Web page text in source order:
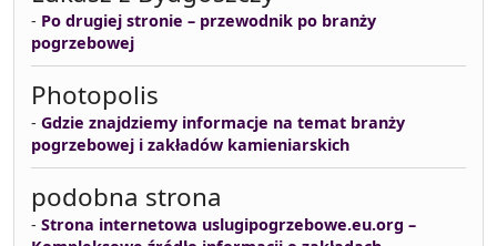
- Po drugiej stronie – przewodnik po branży
pogrzebowej
Photopolis
- Gdzie znajdziemy informacje na temat branży
pogrzebowej i zakładów kamieniarskich
podobna strona
- Strona internetowa uslugipogrzebowe.eu.org –